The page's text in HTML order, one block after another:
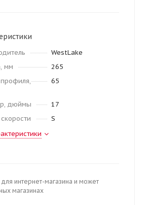
WestLake
мм
265
65
дюймы
17
S
для интернет-магазина и может
магазинах